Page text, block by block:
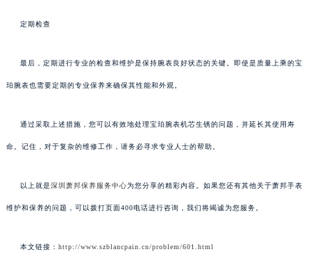
定期检查
最后，定期进行专业的检查和维护是保持腕表良好状态的关键。即使是质量上乘的宝
珀腕表也需要定期的专业保养来确保其性能和外观。
通过采取上述措施，您可以有效地处理宝珀腕表机芯生锈的问题，并延长其使用寿
命。记住，对于复杂的维修工作，请务必寻求专业人士的帮助。
以上就是深圳萧邦保养服务中心为您分享的精彩内容。如果您还有其他关于萧邦手表
维护和保养的问题，可以拨打页面400电话进行咨询，我们将竭诚为您服务。
本文链接： http://www.szblancpain.cn/problem/601.html